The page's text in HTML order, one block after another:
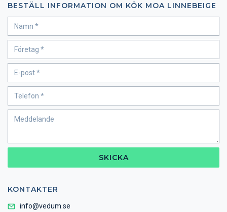
BESTÄLL INFORMATION OM KÖK MOA LINNEBEIGE
SKICKA
KONTAKTER
info@vedum.se